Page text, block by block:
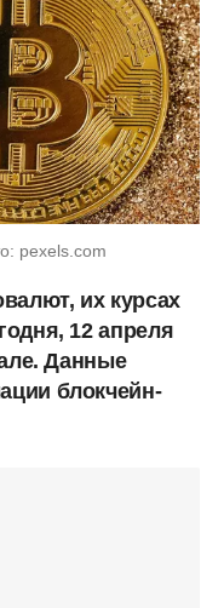
pexels.com
их курсах
12 апреля
Данные
блокчейн-